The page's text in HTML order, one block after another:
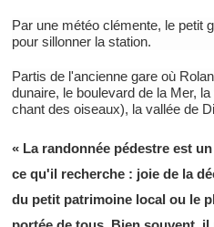
Par une météo clémente, le petit
pour sillonner la station.
Partis de l'ancienne gare où
dunaire, le boulevard de la Mer,
chant des oiseaux), la vallée de
« La randonnée pédestre est
ce qu'il recherche : joie de la
du petit patrimoine local ou le